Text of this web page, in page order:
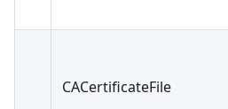
CACertificateFile